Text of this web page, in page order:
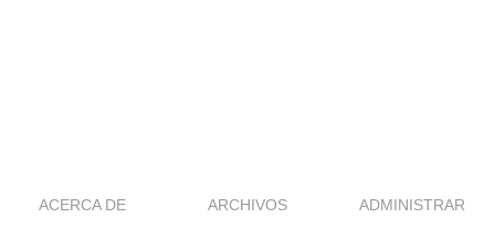
ACERCA DE ARCHIVOS ADMINISTRAR